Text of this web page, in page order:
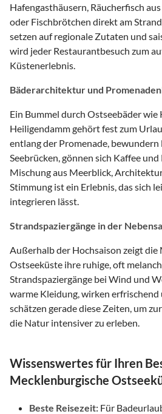
Hafengasthäusern, Räucherfisch
oder Fischbrötchen direkt am
setzen auf regionale Zutaten und
wird jeder Restaurantbesuch zum
Küstenerlebnis.
Bäderarchitektur und
Ein Bummel durch Ostseebäder
Heiligendamm gehört fest zum
entlang der Promenade,
Seebrücken, gönnen sich Kaffee
Mischung aus Meerblick,
Stimmung ist ein Erlebnis, das sich
integrieren lässt.
Strandspaziergänge in der
Außerhalb der Hochsaison zeigt die
Ostseeküste ihre ruhige, oft
Strandspaziergänge bei Wind und
warme Kleidung, wirken erfrischend
schätzen gerade diese Zeiten, um
die Natur intensiver zu erleben.
Wissenswertes für Ihren
Mecklenburgische
Beste Reisezeit: Für